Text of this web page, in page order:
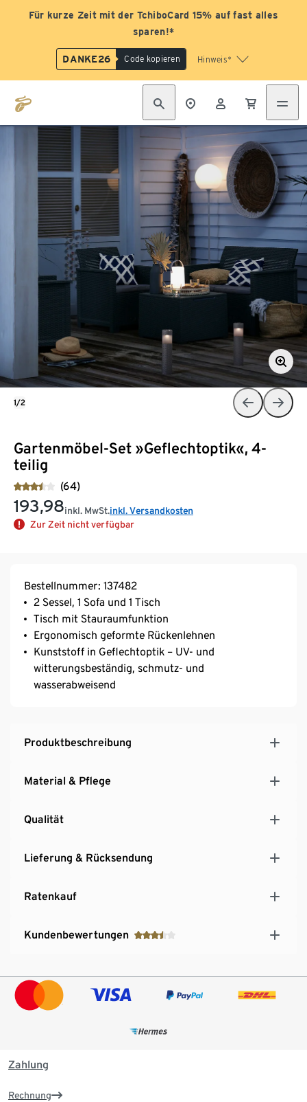
Für kurze Zeit mit der TchiboCard 15% auf fast alles
sparen!*
DANKE26 Code kopieren Hinweis*
Gartenmöbel-Set »Geflechtoptik«, 4-
teilig
(64)
193,98inkl. MwSt.inkl. Versandkosten
Zur Zeit nicht verfügbar
1/2
Bestellnummer: 137482
2 Sessel, 1 Sofa und 1 Tisch
Tisch mit Stauraumfunktion
Ergonomisch geformte Rückenlehnen
Kunststoff in Geflechtoptik – UV- und
witterungsbeständig, schmutz- und
wasserabweisend
Produktbeschreibung
Material & Pflege
Qualität
Lieferung & Rücksendung
Ratenkauf
Kundenbewertungen
Zahlung
Rechnung